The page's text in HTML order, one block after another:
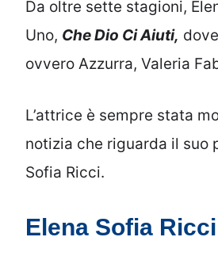
Da oltre sette stagioni,
Uno, Che Dio Ci Aiuti,
ovvero Azzurra, Valeria
L’attrice è sempre stata
notizia che riguarda il suo
Sofia Ricci.
Elena Sofia